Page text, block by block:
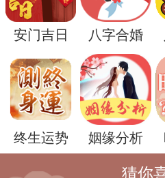
白龙的出现也可以被
安门吉日 八字合婚
终生运势 姻缘分析
猜你